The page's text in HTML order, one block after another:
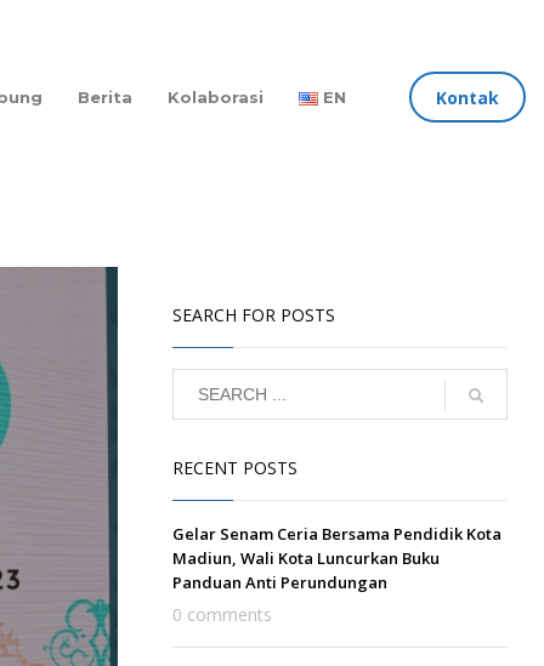
Berita Kolaborasi EN Kontak
SEARCH FOR POSTS
RECENT POSTS
Gelar Senam Ceria Bersama Pendidik Kota
Madiun, Wali Kota Luncurkan Buku
Panduan Anti Perundungan
0 comments